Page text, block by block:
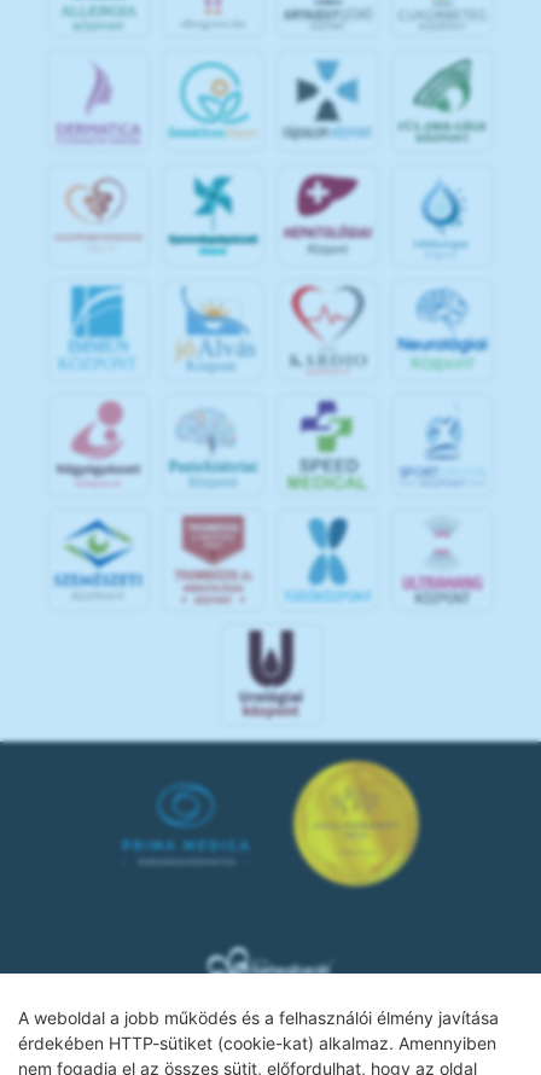
A weboldal a jobb működés és a felhasználói élmény javítása
érdekében HTTP-sütiket (cookie-kat) alkalmaz. Amennyiben
nem fogadja el az összes sütit, előfordulhat, hogy az oldal
IMMUN
KÖZPONT
jó Alvás
Központ
SPOR